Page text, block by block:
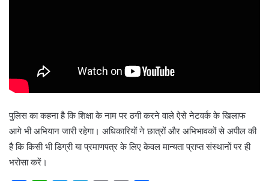
पुलिस का कहना है कि शिक्षा के नाम पर ठगी करने वाले ऐसे नेटवर्क के खिलाफ
आगे भी अभियान जारी रहेगा। अधिकारियों ने छात्रों और अभिभावकों से अपील की
है कि किसी भी डिग्री या प्रमाणपत्र के लिए केवल मान्यता प्राप्त संस्थानों पर ही
भरोसा करें।